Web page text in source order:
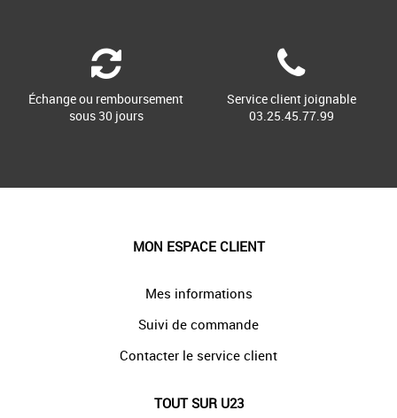
Échange ou remboursement
sous 30 jours
Service client joignable
03.25.45.77.99
MON ESPACE CLIENT
Mes informations
Suivi de commande
Contacter le service client
TOUT SUR U23